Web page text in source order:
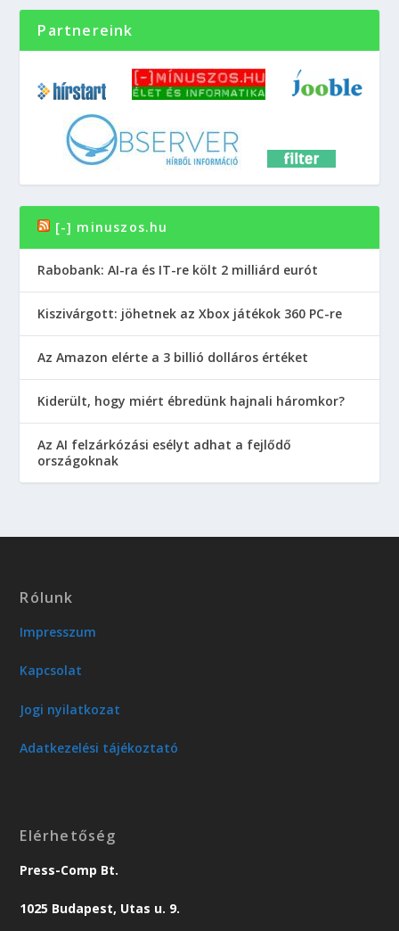
Partnereink
[-] minuszos.hu
Rabobank: AI-ra és IT-re költ 2 milliárd eurót
Kiszivárgott: jöhetnek az Xbox játékok 360 PC-re
Az Amazon elérte a 3 billió dolláros értéket
Kiderült, hogy miért ébredünk hajnali háromkor?
Az AI felzárkózási esélyt adhat a fejlődő
országoknak
Rólunk
Impresszum
Kapcsolat
Jogi nyilatkozat
Adatkezelési tájékoztató
Elérhetőség
Press-Comp Bt.
1025 Budapest, Utas u. 9.